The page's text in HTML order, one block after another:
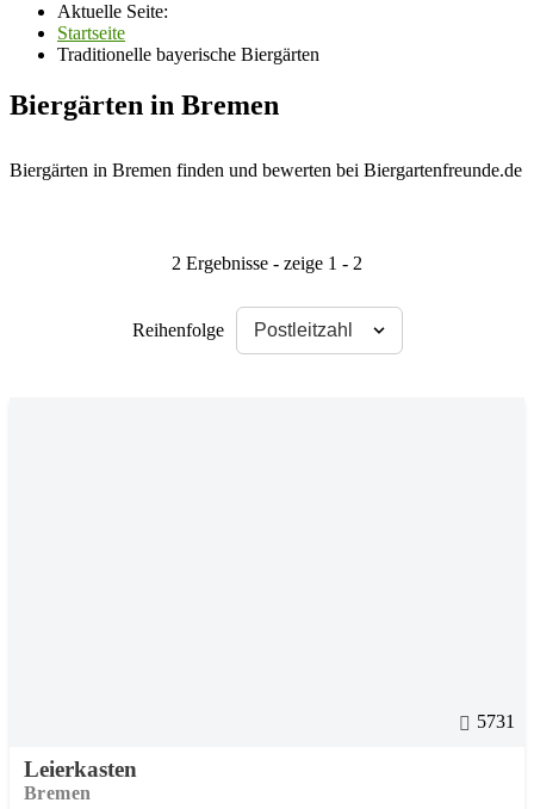
Aktuelle Seite:
Startseite
Traditionelle bayerische Biergärten
Biergärten in Bremen
Biergärten in Bremen finden und bewerten bei Biergartenfreunde.de
2 Ergebnisse - zeige 1 - 2
Reihenfolge
5731
Leierkasten
Bremen